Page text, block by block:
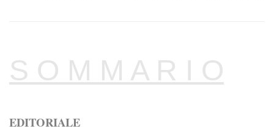
S O M M A R I O
EDITORIALE